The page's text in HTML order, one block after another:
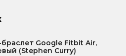
Google Fitbit Air,
(Stephen Curry)